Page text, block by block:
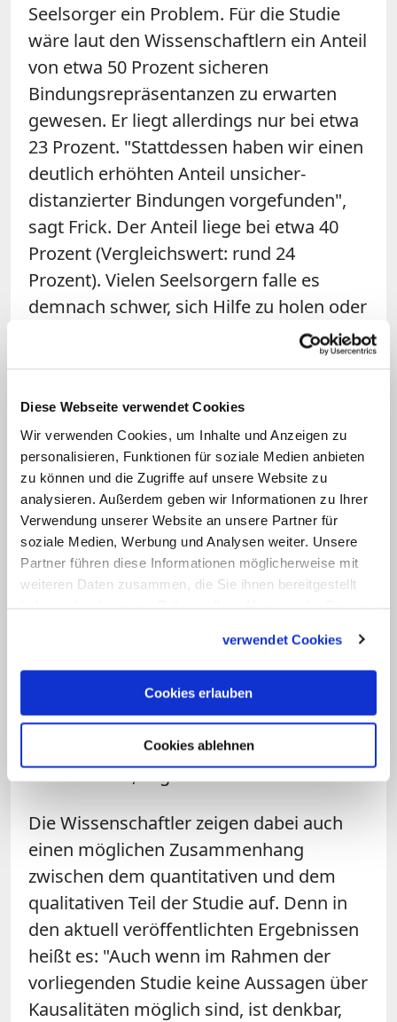
Diese Webseite verwendet Cookies
Wir verwenden Cookies, um Inhalte und Anzeigen zu
personalisieren, Funktionen für soziale Medien anbieten
zu können und die Zugriffe auf unsere Website zu
analysieren. Außerdem geben wir Informationen zu Ihrer
Verwendung unserer Website an unsere Partner für
soziale Medien, Werbung und Analysen weiter. Unsere
Partner führen diese Informationen möglicherweise mit
weiteren Daten zusammen, die Sie ihnen bereitgestellt
verwendet Cookies
Cookies erlauben
Cookies ablehnen
Seelsorger ein Problem. Für die Studie
wäre laut den Wissenschaftlern ein Anteil
von etwa 50 Prozent sicheren
Bindungsrepräsentanzen zu erwarten
gewesen. Er liegt allerdings nur bei etwa
23 Prozent. "Stattdessen haben wir einen
deutlich erhöhten Anteil unsicher-
distanzierter Bindungen vorgefunden",
sagt Frick. Der Anteil liege bei etwa 40
Prozent (Vergleichswert: rund 24
Prozent). Vielen Seelsorgern falle es
demnach schwer, sich Hilfe zu holen oder
auszukommen. Die Konsequenz: eine
zum Beispiel in Form von körperlichen
Beschwerden, Angst oder Depressionen.
Priester stechen noch einmal heraus
Die Priester stechen dabei aus der
Gruppe der Seelsorger noch einmal
heraus. Bei ihnen liegt ein geringerer
desorganisierter Bindungen vor als etwa
bei Gemeinde- oder Pastoralreferenten.
"Das kann sich zum Beispiel in
Distanziertheit oder einer bürokratischen
Versachlichung von Beziehungen
ausdrücken", sagt Frick.
Die Wissenschaftler zeigen dabei auch
einen möglichen Zusammenhang
zwischen dem quantitativen und dem
qualitativen Teil der Studie auf. Denn in
den aktuell veröffentlichten Ergebnissen
heißt es: "Auch wenn im Rahmen der
vorliegenden Studie keine Aussagen über
Kausalitäten möglich sind, ist denkbar,